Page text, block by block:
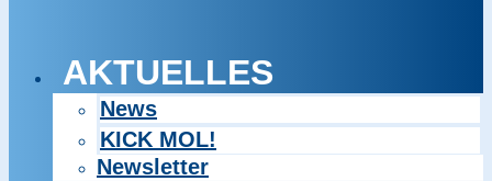
AKTUELLES
News
KICK MOL!
Newsletter